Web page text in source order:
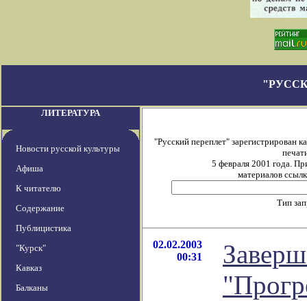
ЛИТЕРАТУРА
Новости русской культуры
Афиша
К читателю
Содержание
Публицистика
"Курск"
Кавказ
Балканы
"Русский переплет" зарегистрирован
5 февраля 2001 года.
материалов
Тип
02.02.2003
00:31